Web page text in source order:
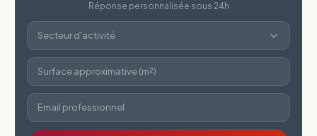
Réponse personnalisée sous 24h
Secteur d'activité
Surface approximative (m²)
Email professionnel